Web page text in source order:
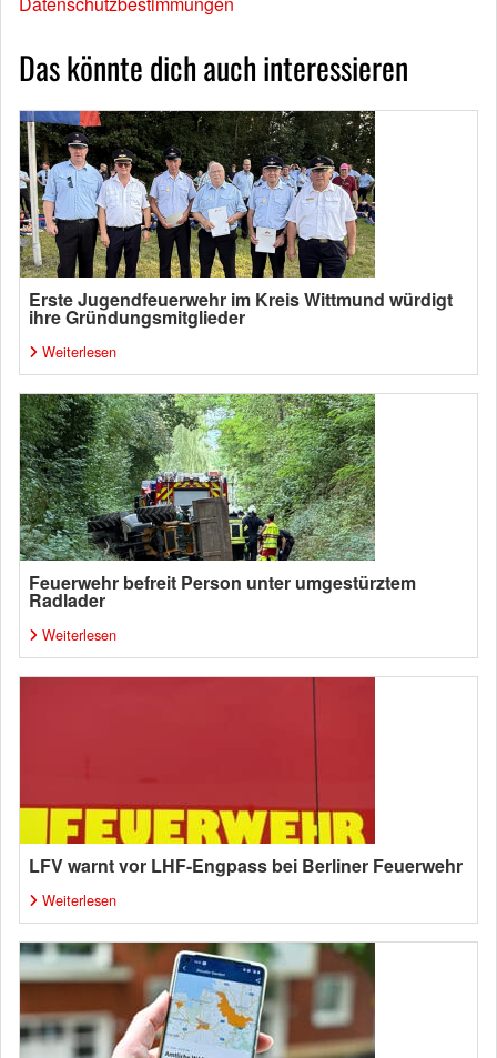
Das könnte dich auch interessieren
Erste Jugendfeuerwehr im Kreis Wittmund würdigt
ihre Gründungsmitglieder
Weiterlesen
Feuerwehr befreit Person unter umgestürztem
Radlader
Weiterlesen
LFV warnt vor LHF-Engpass bei Berliner Feuerwehr
Weiterlesen